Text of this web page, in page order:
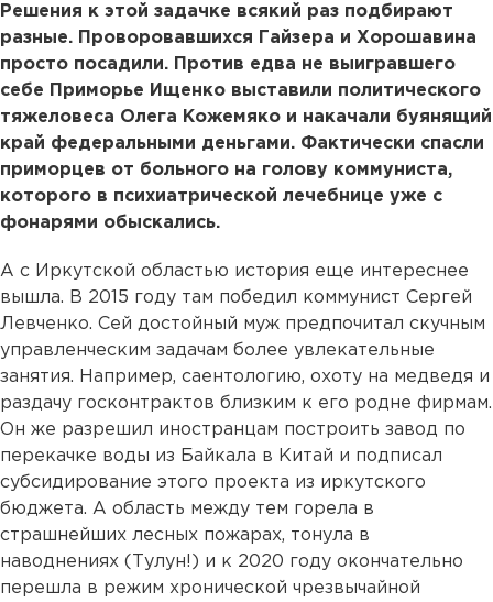
Решения к этой задачке всякий раз подбирают
разные. Проворовавшихся Гайзера и Хорошавина
просто посадили. Против едва не выигравшего
себе Приморье Ищенко выставили политического
тяжеловеса Олега Кожемяко и накачали буянящий
край федеральными деньгами. Фактически спасли
приморцев от больного на голову коммуниста,
которого в психиатрической лечебнице уже с
фонарями обыскались.
А с Иркутской областью история еще интереснее
вышла. В 2015 году там победил коммунист Сергей
Левченко. Сей достойный муж предпочитал скучным
управленческим задачам более увлекательные
занятия. Например, саентологию, охоту на медведя и
раздачу госконтрактов близким к его родне фирмам.
Он же разрешил иностранцам построить завод по
перекачке воды из Байкала в Китай и подписал
субсидирование этого проекта из иркутского
бюджета. А область между тем горела в
страшнейших лесных пожарах, тонула в
наводнениях (Тулун!) и к 2020 году окончательно
перешла в режим хронической чрезвычайной